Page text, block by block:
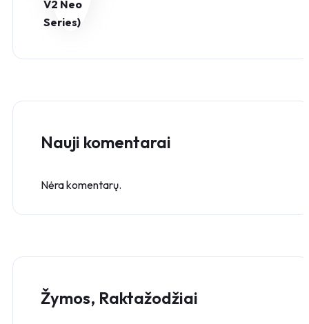
Nauji komentarai
Nėra komentarų.
Žymos, Raktažodžiai